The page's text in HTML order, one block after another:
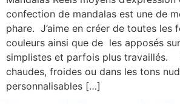
confection de mandalas est une de
phare. J’aime en créer de toutes les
couleurs ainsi que de les apposés
simplistes et parfois plus travaillés.
chaudes, froides ou dans les tons
personnalisables […]